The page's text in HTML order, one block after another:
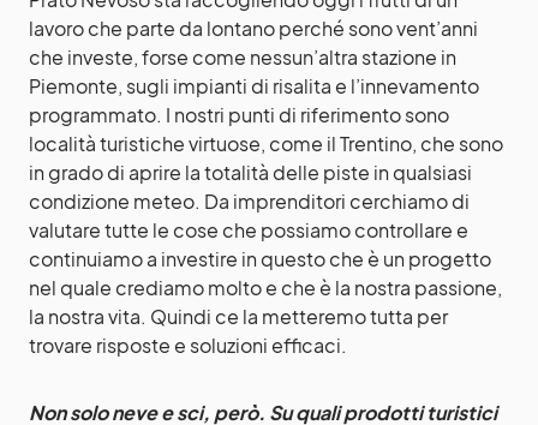
lavoro che parte da lontano perché sono vent’anni
che investe, forse come nessun’altra stazione in
Piemonte, sugli impianti di risalita e l’innevamento
programmato. I nostri punti di riferimento sono
località turistiche virtuose, come il Trentino, che sono
in grado di aprire la totalità delle piste in qualsiasi
condizione meteo. Da imprenditori cerchiamo di
valutare tutte le cose che possiamo controllare e
continuiamo a investire in questo che è un progetto
nel quale crediamo molto e che è la nostra passione,
la nostra vita. Quindi ce la metteremo tutta per
trovare risposte e soluzioni efficaci.
Non solo neve e sci, però. Su quali prodotti turistici